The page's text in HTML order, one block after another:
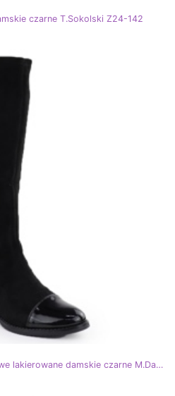
czarne T.Sokolski Z24-142
M. DASZYŃSKI Kozaki zamszowe lakierowane damskie czarne M.Daszyński MR2251-19